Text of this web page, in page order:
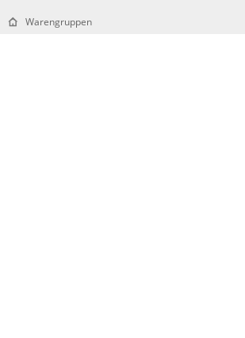
Warengruppen